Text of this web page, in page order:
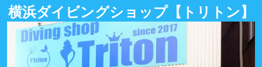
横浜ダイビングショップ【トリトン】